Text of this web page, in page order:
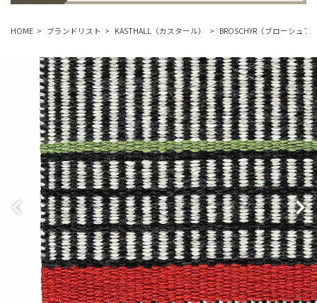
HOME ブランドリスト KASTHALL（カスタール） BROSCHYR（ブローシュア